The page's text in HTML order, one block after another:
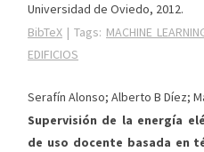
Universidad de Oviedo, 2012.
BibTeX| Tags: MACHINE
EDIFICIOS
Serafín Alonso; Alberto B Díez;
Supervisión de la energía
de uso docente basada en